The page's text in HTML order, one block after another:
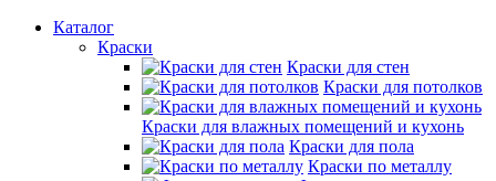
Каталог
Краски
Краски для стен
Краски для потолков
Краски для влажных помещений и кухонь
Краски для пола
Краски по металлу